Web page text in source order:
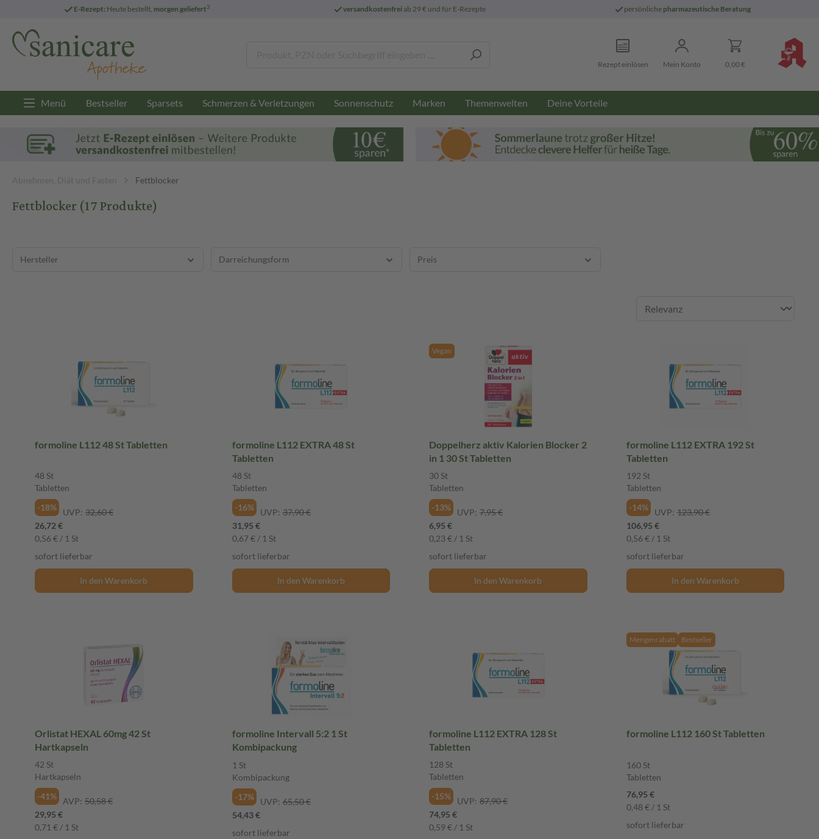
E-Rezept: Heute bestellt, morgen geliefert3 versandkostenfreiab 29 € und für E-Rezepte persönliche pharmazeutische Beratung
Rezept einlösen Mein Konto 0,00 €
Menü Bestseller Sparsets Schmerzen & Verletzungen Sonnenschutz Marken Themenwelten Deine Vorteile
Abnehmen, Diät und Fasten Fettblocker
Fettblocker(17 Produkte)
Hersteller Darreichungsform Preis
formoline L112 48 St Tabletten
48 St
Tabletten
-18%
UVP: 32,60 €
26,72 €
0,56 € / 1 St
sofort lieferbar
In den Warenkorb
formoline L112 EXTRA 48 St
Tabletten
48 St
Tabletten
-16%
UVP: 37,90 €
31,95 €
0,67 € / 1 St
sofort lieferbar
In den Warenkorb
Vegan
Doppelherz aktiv Kalorien Blocker 2
in 1 30 St Tabletten
30 St
Tabletten
-13%
UVP: 7,95 €
6,95 €
0,23 € / 1 St
sofort lieferbar
In den Warenkorb
formoline L112 EXTRA 192 St
Tabletten
192 St
Tabletten
-14%
UVP: 123,90 €
106,95 €
0,56 € / 1 St
sofort lieferbar
In den Warenkorb
Orlistat HEXAL 60mg 42 St
Hartkapseln
42 St
Hartkapseln
-41%
AVP: 50,58 €
29,95 €
0,71 € / 1 St
formoline Intervall 5:2 1 St
Kombipackung
1 St
Kombipackung
-17%
UVP: 65,50 €
54,43 €
sofort lieferbar
formoline L112 EXTRA 128 St
Tabletten
128 St
Tabletten
-15%
UVP: 87,90 €
74,95 €
0,59 € / 1 St
Mengenrabatt Bestseller
formoline L112 160 St Tabletten
160 St
Tabletten
76,95 €
0,48 € / 1 St
sofort lieferbar